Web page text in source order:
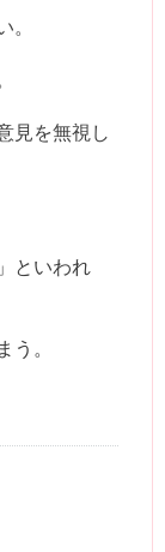
見を無視し
といわれ
。